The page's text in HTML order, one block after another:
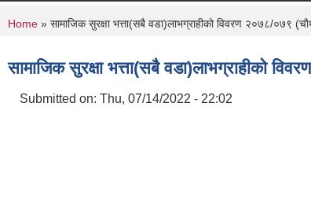
You are here
Home » सामाजिक सुरक्षा भत्ता(सबै वडा)लाभग्राहीको विवरण २०७८/०७९
सामाजिक सुरक्षा भत्ता(सबै वडा)लाभग्राहीको
Submitted on: Thu, 07/14/2022 - 22:02